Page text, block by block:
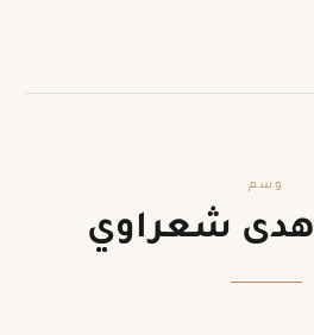
وسم
هدى شعراوي